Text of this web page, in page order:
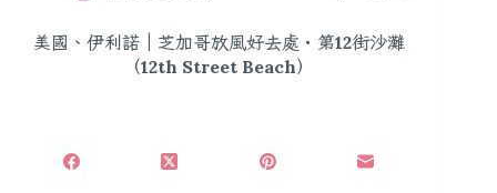
美國、伊利諾｜芝加哥放風好去處・第12街沙灘
（12th Street Beach）